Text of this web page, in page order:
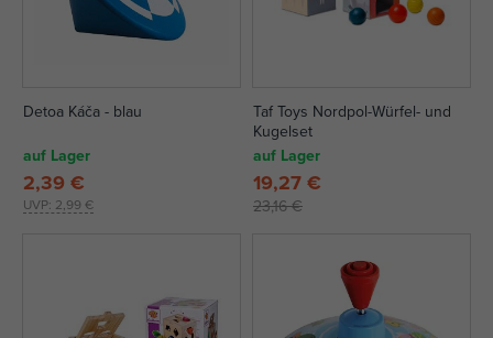
Detoa Káča - blau
auf Lager
UVP: 2,99 €
2,39 €
Taf Toys Nordpol-Würfel- und
Kugelset
auf Lager
23,16 €
19,27 €